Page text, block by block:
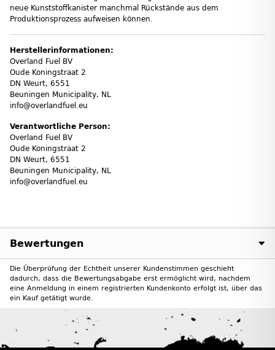
neue Kunststoffkanister manchmal Rückstände aus dem
Produktionsprozess aufweisen können.
Herstellerinformationen:
Overland Fuel BV
Oude Koningstraat 2
DN Weurt, 6551
Beuningen Municipality, NL
info@overlandfuel.eu
Verantwortliche Person:
Overland Fuel BV
Oude Koningstraat 2
DN Weurt, 6551
Beuningen Municipality, NL
info@overlandfuel.eu
Bewertungen
Die Überprüfung der Echtheit unserer Kundenstimmen geschieht
dadurch, dass die Bewertungsabgabe erst ermöglicht wird, nachdem
eine Anmeldung in einem registrierten Kundenkonto erfolgt ist, über das
ein Kauf getätigt wurde.